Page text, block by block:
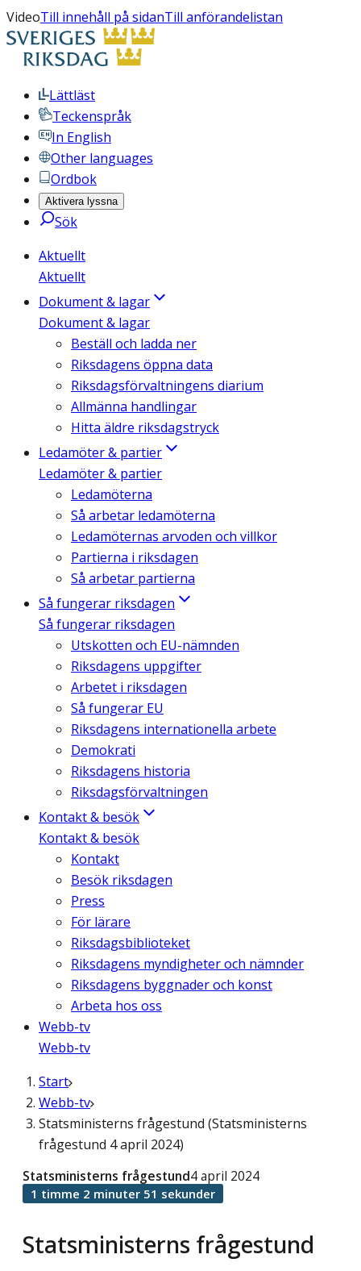
VideoTill innehåll på sidanTill anförandelistan
Lättläst
Teckenspråk
In English
Other languages
Ordbok
Aktivera lyssna
Sök
Aktuellt
Aktuellt
Dokument & lagar
Dokument & lagar
Beställ och ladda ner
Riksdagens öppna data
Riksdagsförvaltningens diarium
Allmänna handlingar
Hitta äldre riksdagstryck
Ledamöter & partier
Ledamöter & partier
Ledamöterna
Så arbetar ledamöterna
Ledamöternas arvoden och villkor
Partierna i riksdagen
Så arbetar partierna
Så fungerar riksdagen
Så fungerar riksdagen
Utskotten och EU-nämnden
Riksdagens uppgifter
Arbetet i riksdagen
Så fungerar EU
Riksdagens internationella arbete
Demokrati
Riksdagens historia
Riksdagsförvaltningen
Kontakt & besök
Kontakt & besök
Kontakt
Besök riksdagen
Press
För lärare
Riksdagsbiblioteket
Riksdagens myndigheter och nämnder
Riksdagens byggnader och konst
Arbeta hos oss
Webb-tv
Webb-tv
Start
Webb-tv
Statsministerns frågestund (Statsministerns
frågestund 4 april 2024)
Statsministerns frågestund
Statsministerns frågestund4 april 2024
1 timme 2 minuter 51 sekunder